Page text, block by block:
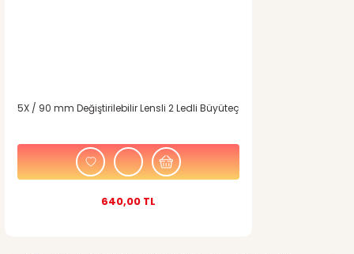
5X / 90 mm Değiştirilebilir Lensli 2 Ledli Büyüteç
640,00 TL